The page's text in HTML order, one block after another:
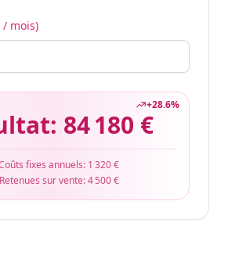
/ mois)
+28.6%
84 180 €
fixes annuels: 1 320 €
Retenues sur vente:4 500 €